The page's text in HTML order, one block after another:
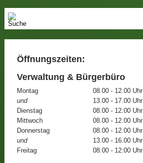
Öffnungszeiten:
Verwaltung & Bürgerbüro
Montag
08.00 - 12.00 Uhr
und
13.00 - 17.00 Uhr
Dienstag
08.00 - 12.00 Uhr
Mittwoch
08.00 - 12.00 Uhr
Donnerstag
08.00 - 12.00 Uhr
und
13.00 - 16.00 Uhr
Freitag
08.00 - 12:00 Uhr